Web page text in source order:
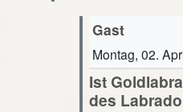
Gast
Montag, 02.
Ist
des